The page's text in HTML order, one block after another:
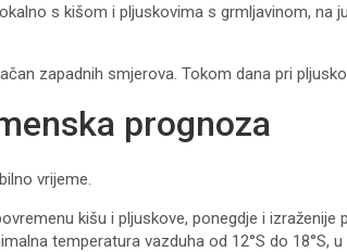
s kišom i pljuskovima s grmljavinom, na
zapadnih smjerova. Tokom dana pri
prognoza
vrijeme.
kišu i pljuskove, ponegdje i izraženije
temperatura vazduha od 12°S do 18°S,